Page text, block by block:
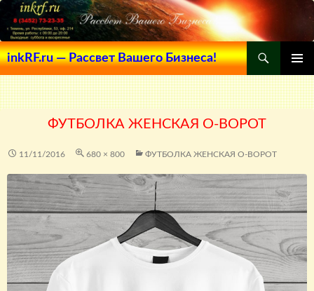
inkRF.ru — Рассвет Вашего Бизнеса!
Поиск
МЕНЮ
К
СОДЕРЖИМОМУ
ФУТБОЛКА ЖЕНСКАЯ O-ВОРОТ
11/11/2016 680 × 800 ФУТБОЛКА ЖЕНСКАЯ O-ВОРОТ